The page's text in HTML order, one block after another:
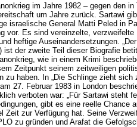
im Jahre 1982 – gegen den
um Jahre zurück. Sartawi
israelische General Matti Peled in
vor. Es sind vereinzelte,
heftige Auseinandersetzungen.
ist der zweite Teil dieser Biografie
wie in einem Krimi
Zeitpunkt seinem zeitweiligen
zu haben. In „Die Schlinge zieht
27. Februar 1983 in London
verboten war: „Für Sartawi steht
gibt es eine reelle Chance
Zeit zur Verfügung hat. Seine
zu gründen und Arafat die